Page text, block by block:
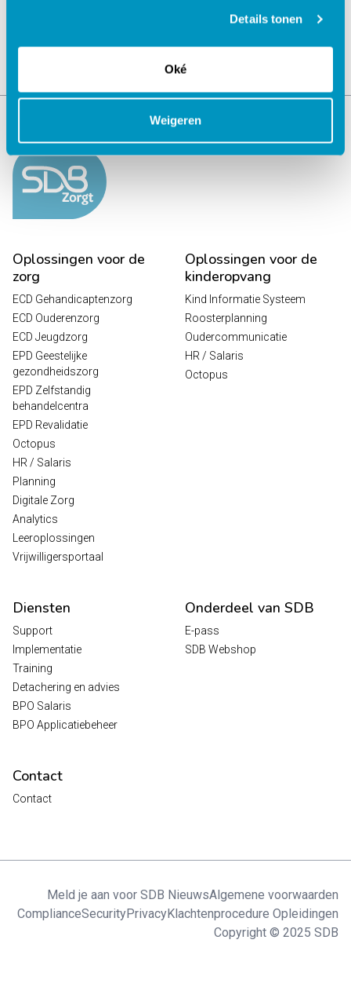
Details tonen
Oké
Weigeren
Oplossingen voor de
zorg
ECD Gehandicaptenzorg
ECD Ouderenzorg
ECD Jeugdzorg
EPD Geestelijke
gezondheidszorg
EPD Zelfstandig
behandelcentra
EPD Revalidatie
Octopus
HR / Salaris
Planning
Digitale Zorg
Analytics
Leeroplossingen
Vrijwilligersportaal
Oplossingen voor de
kinderopvang
Kind Informatie Systeem
Roosterplanning
Oudercommunicatie
HR / Salaris
Octopus
Diensten
Support
Implementatie
Training
Detachering en advies
BPO Salaris
BPO Applicatiebeheer
Onderdeel van SDB
E-pass
SDB Webshop
Contact
Contact
Meld je aan voor SDB NieuwsAlgemene voorwaarden
ComplianceSecurityPrivacyKlachtenprocedure Opleidingen
Copyright © 2025 SDB